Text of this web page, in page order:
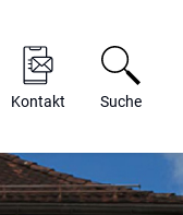
Kontakt Suche